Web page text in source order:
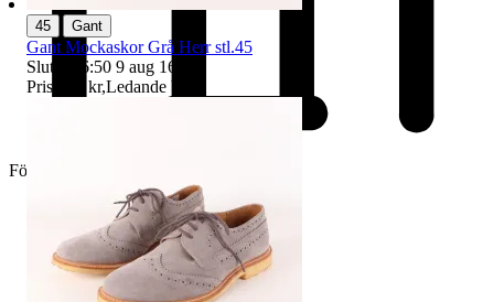
Företag
45 Gant
Gant Mockaskor Grå Herr stl.45
Sluttid
16:50 9 aug 16:50
Pris:
560 kr,Ledande bud